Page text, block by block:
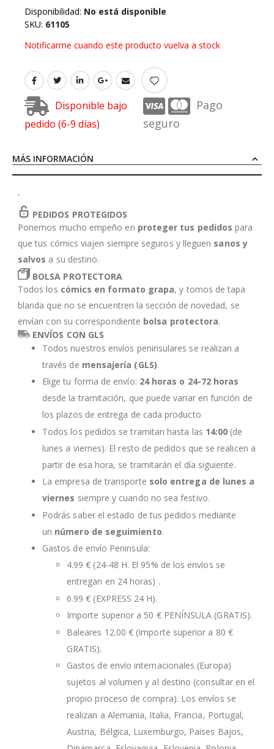
Disponibilidad: No está disponible
SKU 61105
Notificarme cuando este producto vuelva a stock
Disponible bajo
pedido (6-9 días)
Pago
seguro
MÁS INFORMACIÓN
'
PEDIDOS PROTEGIDOS
Ponemos mucho empeño en proteger tus pedidos para
que tus cómics viajen siempre seguros y lleguen sanos y
salvos a su destino.
BOLSA PROTECTORA
Todos los cómics en formato grapa, y tomos de tapa
blanda que no se encuentren la sección de novedad, se
envían con su correspondiente bolsa protectora.
ENVÍOS CON GLS
Todos nuestros envíos peninsulares se realizan a
través de mensajería (GLS).
Elige tu forma de envío: 24 horas o 24-72 horas
desde la tramitación, que puede variar en función de
los plazos de entrega de cada producto
Todos los pedidos se tramitan hasta las 14:00 (de
lunes a viernes). El resto de pedidos que se realicen a
partir de esa hora, se tramitarán el día siguiente.
La empresa de transporte solo entrega de lunes a
viernes siempre y cuando no sea festivo.
Podrás saber el estado de tus pedidos mediante
un número de seguimiento.
Gastos de envío Peninsula:
4.99 € (24-48 H. El 95% de los envíos se
entregan en 24 horas) .
6.99 € (EXPRESS 24 H).
Importe superior a 50 € PENÍNSULA (GRATIS).
Baleares 12.00 € (Importe superior a 80 €
GRATIS).
Gastos de envío internacionales (Europa)
sujetos al volumen y al destino (consultar en el
propio proceso de compra). Los envíos se
realizan a Alemania, Italia, Francia, Portugal,
Austria, Bélgica, Luxemburgo, Paises Bajos,